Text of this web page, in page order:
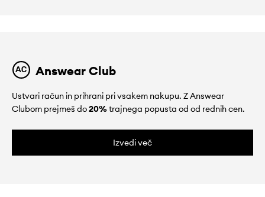
Answear Club
Ustvari račun in prihrani pri vsakem nakupu. Z Answear
Clubom prejmeš do20%trajnega popusta od od rednih cen.
Izvedi več